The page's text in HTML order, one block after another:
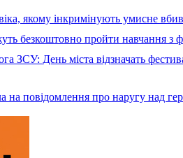
якому інкримінують умисне
безкоштовно пройти навчання з
ЗСУ: День міста відзначать
на повідомлення про наругу над